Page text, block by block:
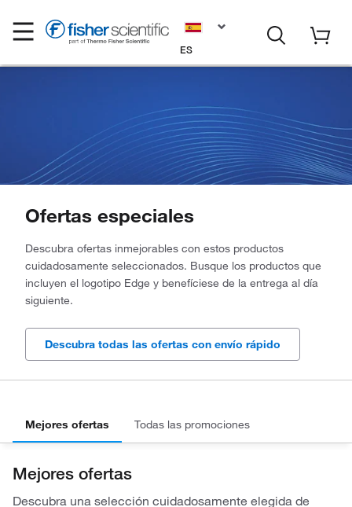
ES
Ofertas especiales
Descubra ofertas inmejorables con estos productos
cuidadosamente seleccionados. Busque los productos que
incluyen el logotipo Edge y benefíciese de la entrega al día
siguiente.
Descubra todas las ofertas con envío rápido
Mejores ofertas Todas las promociones
Mejores ofertas
Descubra una selección cuidadosamente elegida de